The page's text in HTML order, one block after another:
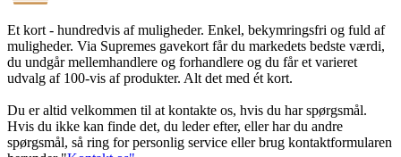
Et kort - hundredvis af muligheder. Enkel, bekymringsfri og fuld af
muligheder. Via Supremes gavekort får du markedets bedste værdi,
du undgår mellemhandlere og forhandlere og du får et varieret
udvalg af 100-vis af produkter. Alt det med ét kort.
Du er altid velkommen til at kontakte os, hvis du har spørgsmål.
Hvis du ikke kan finde det, du leder efter, eller har du andre
spørgsmål, så ring for personlig service eller brug kontaktformularen